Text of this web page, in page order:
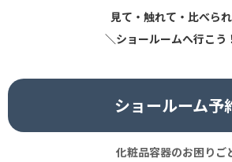
見て・触れて・比べら
＼ショールームへ行こう
ショールーム予
化粧品容器のお困りご